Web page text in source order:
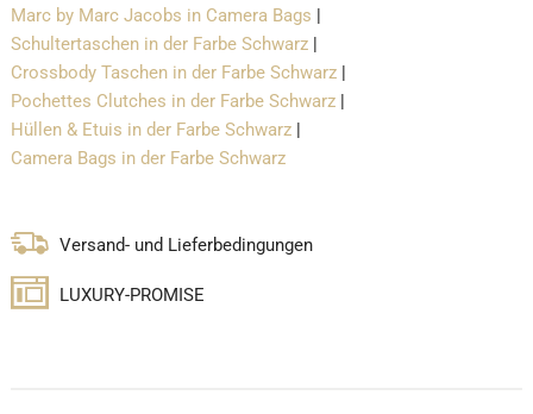
Marc by Marc Jacobs in Camera Bags
Schultertaschen in der Farbe Schwarz
Crossbody Taschen in der Farbe Schwarz
Pochettes Clutches in der Farbe Schwarz
Hüllen & Etuis in der Farbe Schwarz
Camera Bags in der Farbe Schwarz
Versand- und Lieferbedingungen
LUXURY-PROMISE